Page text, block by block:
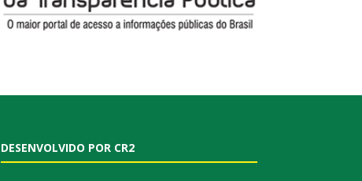
DESENVOLVIDO POR CR2